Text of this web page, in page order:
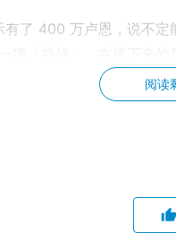
了 400 万卢恩，说不
day of my life
结合这两项来自社群的
此，DementedEnjoyer
阅读